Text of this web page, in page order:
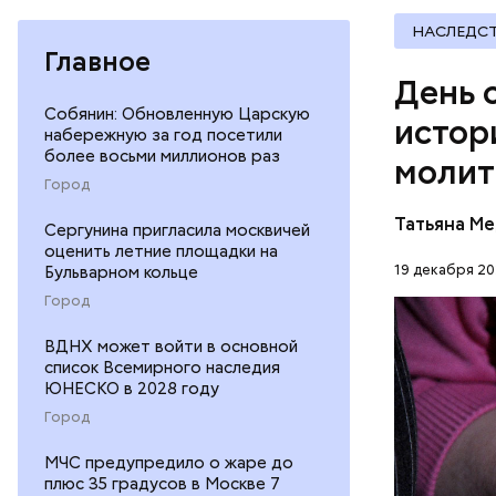
Главное
Собянин: Обновленную Царскую
набережную за год посетили
более восьми миллионов раз
Город
Сергунина пригласила москвичей
оценить летние площадки на
Бульварном кольце
Город
ВДНХ может войти в основной
список Всемирного наследия
ЮНЕСКО в 2028 году
Город
МЧС предупредило о жаре до
плюс 35 градусов в Москве 7
День
Татьяна
19 декабря
очень
ЦЕРКОВЬ
1 кг
мелко
к ним
10-15
тушить в